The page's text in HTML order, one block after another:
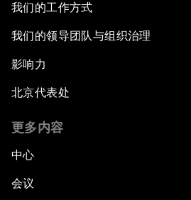
我们的工作方式
我们的领导团队与组织治理
影响力
北京代表处
更多内容
中心
会议